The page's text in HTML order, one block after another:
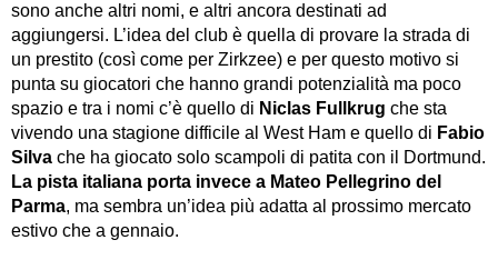
sono anche altri nomi, e altri ancora destinati ad
aggiungersi. L’idea del club è quella di provare la strada di
un prestito (così come per Zirkzee) e per questo motivo si
punta su giocatori che hanno grandi potenzialità ma poco
spazio e tra i nomi c’è quello di Niclas Fullkrug che sta
vivendo una stagione difficile al West Ham e quello di Fabio
Silva che ha giocato solo scampoli di patita con il Dortmund.
La pista italiana porta invece a Mateo Pellegrino del
Parma, ma sembra un’idea più adatta al prossimo mercato
estivo che a gennaio.